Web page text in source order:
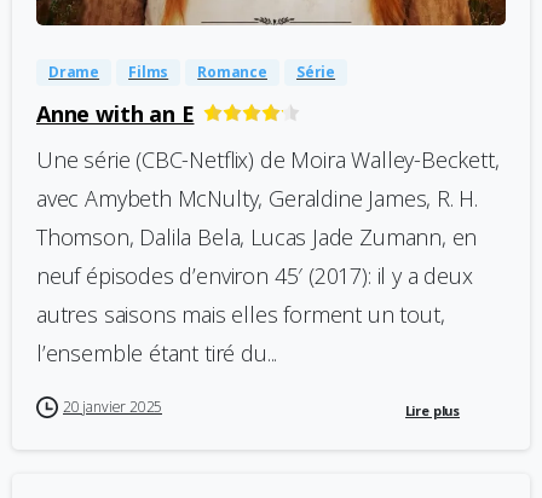
Drame Films Romance Série
Anne with an E
Une série (CBC-Netflix) de Moira Walley-Beckett,
avec Amybeth McNulty, Geraldine James, R. H.
Thomson, Dalila Bela, Lucas Jade Zumann, en
neuf épisodes d’environ 45′ (2017): il y a deux
autres saisons mais elles forment un tout,
l’ensemble étant tiré du...
20 janvier 2025 Lire plus